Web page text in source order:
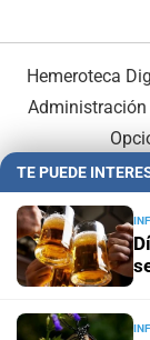
Hemeroteca
TE PUEDE